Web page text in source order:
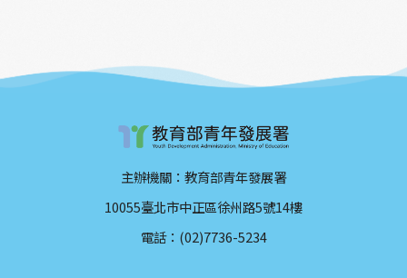
主辦機關：教育部青年發展署
10055臺北市中正區徐州路5號14樓
電話：(02)7736-5234